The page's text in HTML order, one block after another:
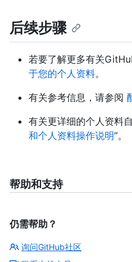
后续步骤
若要了解更多有关
于您的个人资料。
有关参考信息，请参阅
有关更详细的个人资料
和个人资料操作说明”。
帮助和支持
仍需帮助？
询问GitHub社区